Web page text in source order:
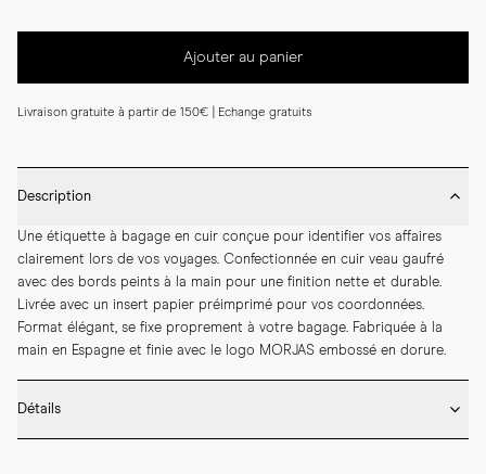
Ajouter au panier
Livraison gratuite à partir de 150€ | Echange gratuits
Description
Une étiquette à bagage en cuir conçue pour identifier vos affaires
clairement lors de vos voyages. Confectionnée en cuir veau gaufré
avec des bords peints à la main pour une finition nette et durable.
Livrée avec un insert papier préimprimé pour vos coordonnées.
Format élégant, se fixe proprement à votre bagage. Fabriquée à la
main en Espagne et finie avec le logo MORJAS embossé en dorure.
Détails